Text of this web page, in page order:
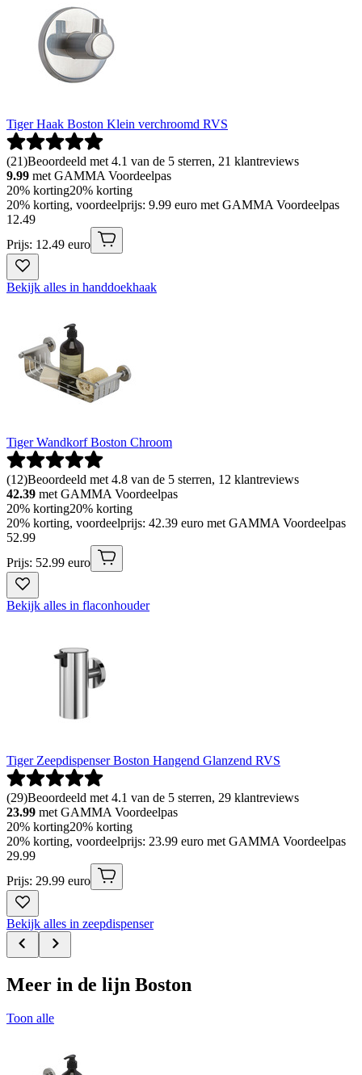
Tiger Haak Boston Klein verchroomd RVS
(21)Beoordeeld met 4.1 van de 5 sterren, 21 klantreviews
9.99 met GAMMA Voordeelpas
20% korting20% korting
20% korting, voordeelprijs: 9.99 euro met GAMMA Voordeelpas
12.49
Prijs: 12.49 euro
Bekijk alles in handdoekhaak
Tiger Wandkorf Boston Chroom
(12)Beoordeeld met 4.8 van de 5 sterren, 12 klantreviews
42.39 met GAMMA Voordeelpas
20% korting20% korting
20% korting, voordeelprijs: 42.39 euro met GAMMA Voordeelpas
52.99
Prijs: 52.99 euro
Bekijk alles in flaconhouder
Tiger Zeepdispenser Boston Hangend Glanzend RVS
(29)Beoordeeld met 4.1 van de 5 sterren, 29 klantreviews
23.99 met GAMMA Voordeelpas
20% korting20% korting
20% korting, voordeelprijs: 23.99 euro met GAMMA Voordeelpas
29.99
Prijs: 29.99 euro
Bekijk alles in zeepdispenser
Meer in de lijn Boston
Toon alle